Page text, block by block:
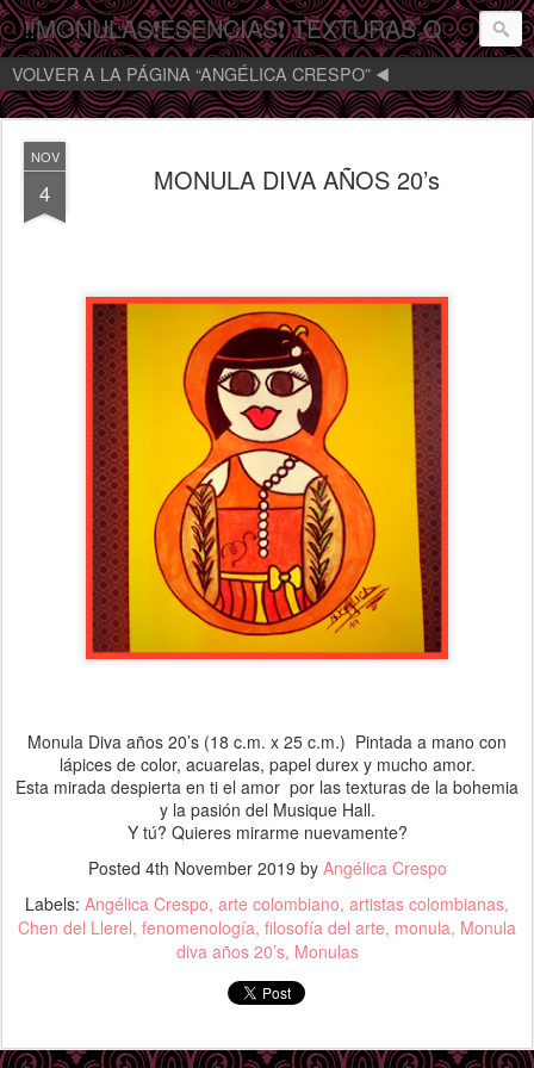
‼️MONULAS❗️ESENCIAS❗️ TEXTURAS QUE MIRAN‼️
VOLVER A LA PÁGINA “ANGÉLICA CRESPO” ◀️
NOV
4 MONULA DIVA AÑOS 20’s
Monula Diva años 20’s (18 c.m. x 25 c.m.) Pintada a mano con
lápices de color, acuarelas, papel durex y mucho amor.
Esta mirada despierta en ti el amor por las texturas de la bohemia
y la pasión del Musique Hall.
Y tú? Quieres mirarme nuevamente?
Posted 4th November 2019 by Angélica Crespo
Labels: Angélica Crespo arte colombiano artistas colombianas
Chen del Llerel fenomenología filosofía del arte monula Monula
diva años 20’s Monulas